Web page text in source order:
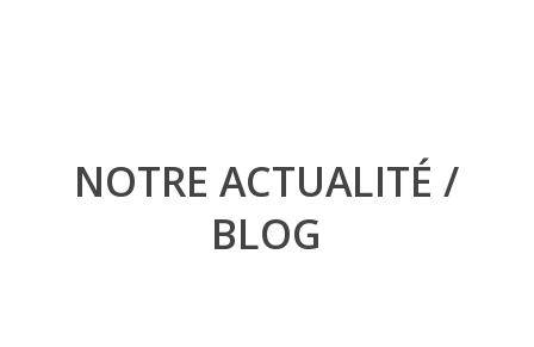
NOTRE ACTUALITÉ /
BLOG